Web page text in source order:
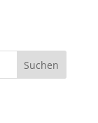
Suchen